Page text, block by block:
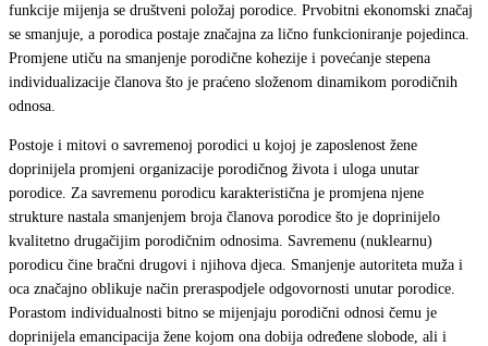
funkcije mijenja se društveni položaj porodice. Prvobitni ekonomski značaj
se smanjuje, a porodica postaje značajna za lično funkcioniranje pojedinca.
Promjene utiču na smanjenje porodične kohezije i povećanje stepena
individualizacije članova što je praćeno složenom dinamikom porodičnih
odnosa.
Postoje i mitovi o savremenoj porodici u kojoj je zaposlenost žene
doprinijela promjeni organizacije porodičnog života i uloga unutar
porodice. Za savremenu porodicu karakteristična je promjena njene
strukture nastala smanjenjem broja članova porodice što je doprinijelo
kvalitetno drugačijim porodičnim odnosima. Savremenu (nuklearnu)
porodicu čine bračni drugovi i njihova djeca. Smanjenje autoriteta muža i
oca značajno oblikuje način preraspodjele odgovornosti unutar porodice.
Porastom individualnosti bitno se mijenjaju porodični odnosi čemu je
doprinijela emancipacija žene kojom ona dobija određene slobode, ali i